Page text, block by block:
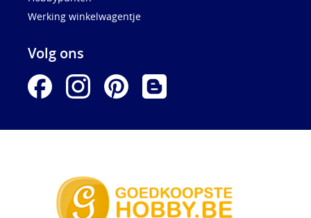
Werking winkelwagentje
Volg ons